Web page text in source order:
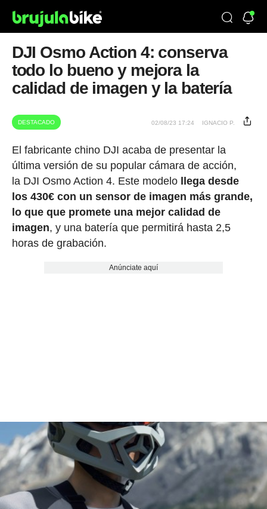
DJI Osmo Action 4: conserva
todo lo bueno y mejora la
calidad de imagen y la batería
DESTACADO 02/08/23 17:24 IGNACIO P.
El fabricante chino DJI acaba de presentar la
última versión de su popular cámara de acción,
la DJI Osmo Action 4. Este modelo
llega desde
los 430€ con un sensor de imagen más grande,
lo que que promete una mejor calidad de
imagen, y una batería que permitirá hasta 2,5
horas de grabación.
Anúnciate aquí